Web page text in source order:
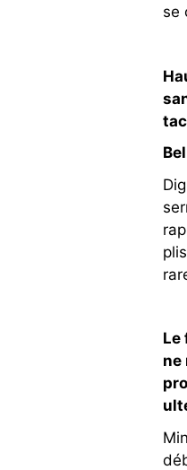
se
Le
ne